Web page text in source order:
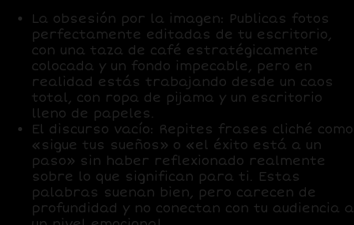
La obsesión por la imagen: Publicas fotos
perfectamente editadas de tu escritorio,
con una taza de café estratégicamente
colocada y un fondo impecable, pero en
realidad estás trabajando desde un caos
total, con ropa de pijama y un escritorio
lleno de papeles.
El discurso vacío: Repites frases cliché como
«sigue tus sueños» o «el éxito está a un
paso» sin haber reflexionado realmente
sobre lo que significan para ti. Estas
palabras suenan bien, pero carecen de
profundidad y no conectan con tu audiencia a